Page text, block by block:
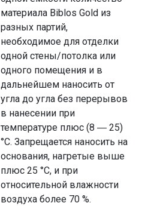
материала Biblos Gold из
разных партий,
необходимое для отделки
одной стены/потолка или
одного помещения и в
дальнейшем наносить от
угла до угла без перерывов
в нанесении при
температуре плюс (8 ― 25)
°С. Запрещается наносить на
основания, нагретые выше
плюс 25 °С, и при
относительной влажности
воздуха более 70 %.